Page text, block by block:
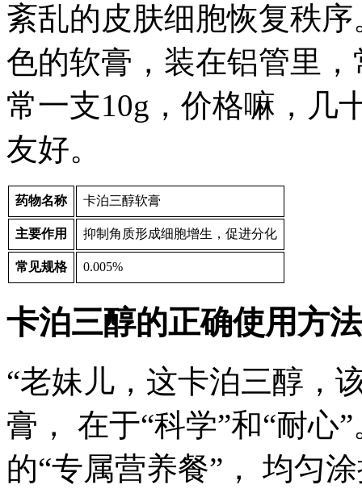
紊乱的皮肤细胞恢复秩
色的软膏，装在铝管里
常一支10g，价格嘛，几
友好。
药物名称 卡泊三醇软膏
主要作用 抑制角质形成细胞增生，促进分化
常见规格 0.005%
卡泊三醇的正确使用方法
“老妹儿，这卡泊三醇，
膏， 在于“科学”和“耐心
的“专属营养餐”， 均匀